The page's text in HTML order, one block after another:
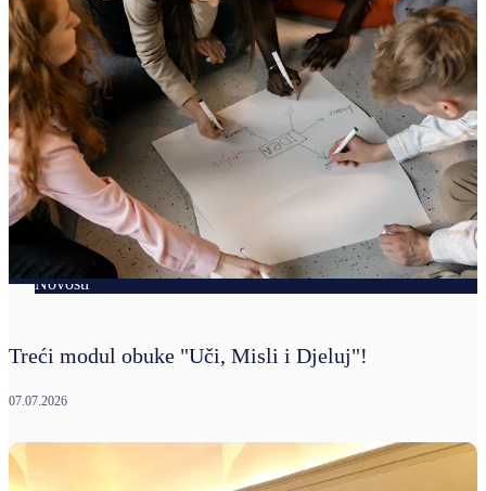
Novosti
Treći modul obuke "Uči, Misli i Djeluj"!
07.07.2026